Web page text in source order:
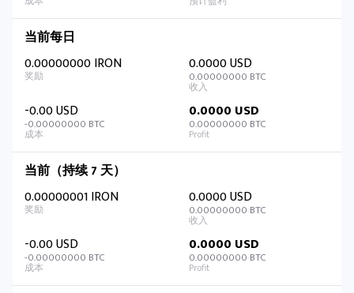
当前每日
0.00000000 IRON
0.0000 USD
0.00000000 BTC
-0.00 USD
-0.00000000 BTC
0.0000 USD
0.00000000 BTC
当前（持续 7 天）
0.00000001 IRON
0.0000 USD
0.00000000 BTC
-0.00 USD
-0.00000000 BTC
0.0000 USD
0.00000000 BTC